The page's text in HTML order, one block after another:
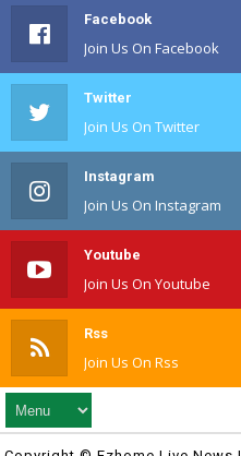
Facebook
Join Us On Facebook
Twitter
Join Us On Twitter
Instagram
Join Us On Instagram
Youtube
Join Us On Youtube
Rss
Join Us On Rss